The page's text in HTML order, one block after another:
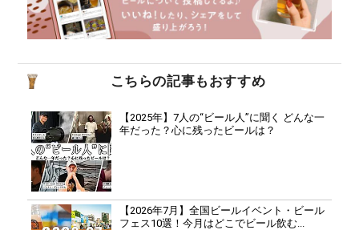
こちらの記事もおすすめ
【2025年】7人の“ビール人”に聞く どんな一
年だった？心に残ったビールは？
【2026年7月】全国ビールイベント・ビール
フェス10選！今月はどこでビール飲む...